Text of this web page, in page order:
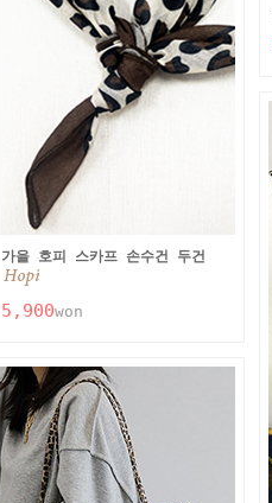
가을 호피 스카프 손수건 두건
5,900won